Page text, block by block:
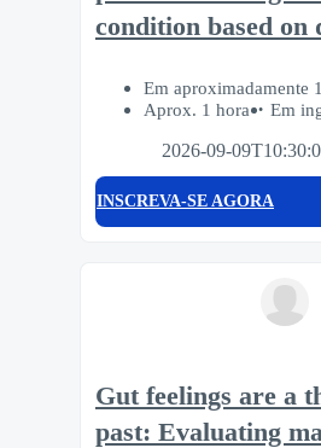
condition based on
Em aproximadamente
Aprox. 1 hora
Em
2026-09-
INSCREVA-SE AGORA
Gut feelings are a
past: Evaluating